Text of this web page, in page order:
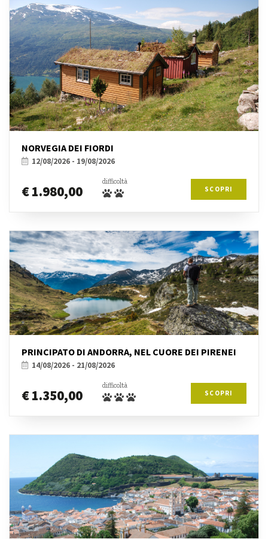
NORVEGIA DEI FIORDI
12/08/2026 - 19/08/2026
€ 1.980,00
difficoltà
SCOPRI
PRINCIPATO DI ANDORRA, NEL CUORE DEI PIRENEI
14/08/2026 - 21/08/2026
€ 1.350,00
difficoltà
SCOPRI